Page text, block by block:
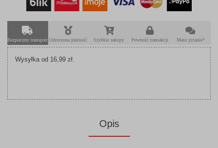
Bezpieczny transport Odroczona płatność Szybkie zakupy Pewność transakcji Masz pytanie?
Wysyłka od 16,99 zł.
Opis